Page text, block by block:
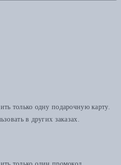
только одну подарочную карту.
в других заказах.